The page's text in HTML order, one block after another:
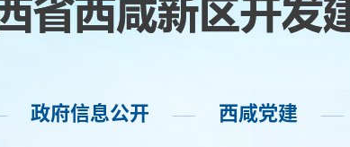
政府信息公开 —— 西咸党建 ——